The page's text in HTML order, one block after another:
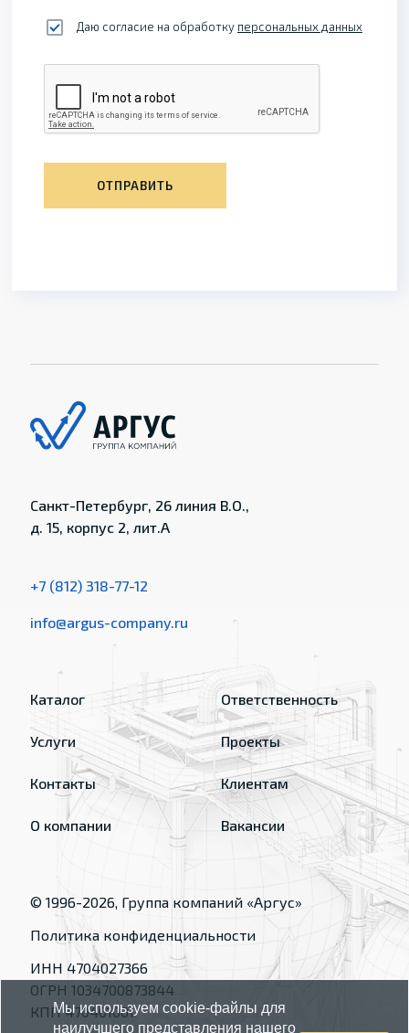
Даю согласие на обработку персональных данных
ОТПРАВИТЬ
Санкт-Петербург, 26 линия В.О.,
д. 15, корпус 2, лит.А
+7 (812) 318-77-12
info@argus-company.ru
Каталог
Услуги
Контакты
О компании
Ответственность
Проекты
Клиентам
Вакансии
© 1996-2026, Группа компаний «Аргус»
Политика конфиденциальности
ИНН 4704027366
ОГРН 1034700873844
КПП 470401001
Мы используем cookie-файлы для
наилучшего представления нашего